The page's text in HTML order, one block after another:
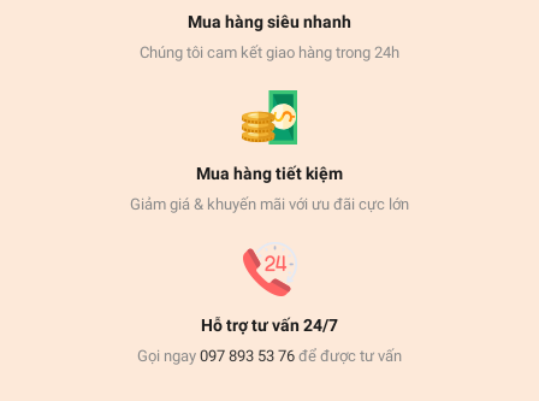
Mua hàng siêu nhanh
Chúng tôi cam kết giao hàng trong 24h
Mua hàng tiết kiệm
Giảm giá & khuyến mãi với ưu đãi cực lớn
Hỗ trợ tư vấn 24/7
Gọi ngay 097 893 53 76 để được tư vấn